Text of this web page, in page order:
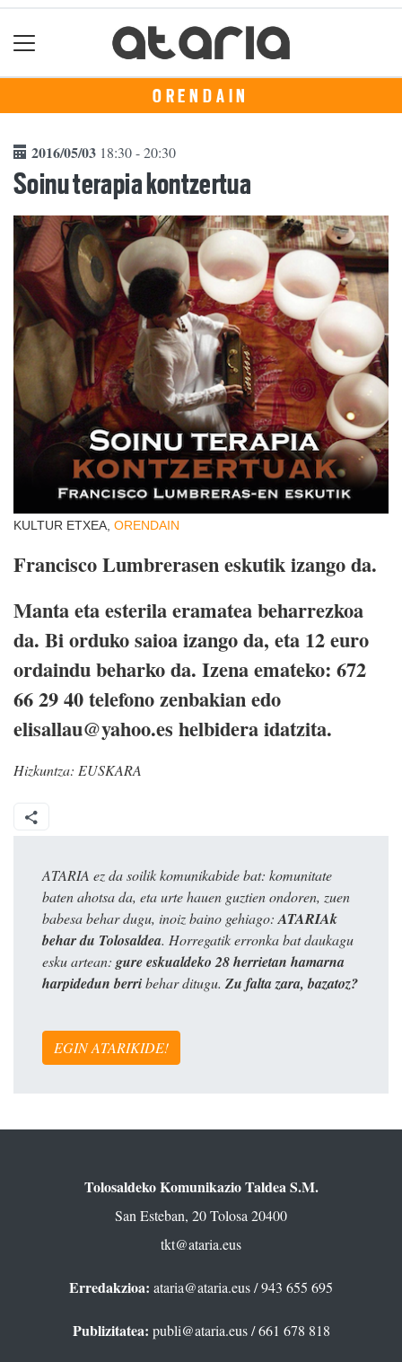
ORENDAIN
2016/05/03 18:30 - 20:30
Soinu terapia kontzertua
KULTUR ETXEA, ORENDAIN
Francisco Lumbrerasen eskutik izango da.
Manta eta esterila eramatea beharrezkoa
da. Bi orduko saioa izango da, eta 12 euro
ordaindu beharko da. Izena emateko: 672
66 29 40 telefono zenbakian edo
elisallau@yahoo.es helbidera idatzita.
Hizkuntza: EUSKARA
ATARIA ez da soilik komunikabide bat: komunitate
baten ahotsa da, eta urte hauen guztien ondoren, zuen
babesa behar dugu, inoiz baino gehiago: ATARIAk
behar du Tolosaldea. Horregatik erronka bat daukagu
esku artean: gure eskualdeko 28 herrietan hamarna
harpidedun berribehar ditugu. Zu falta zara, bazatoz?
EGIN ATARIKIDE!
Tolosaldeko Komunikazio Taldea S.M.
San Esteban, 20 Tolosa 20400
tkt@ataria.eus
Erredakzioa: ataria@ataria.eus/ 943 655 695
Publizitatea: publi@ataria.eus/ 661 678 818